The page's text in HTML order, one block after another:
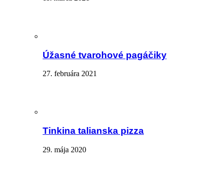
Úžasné tvarohové pagáčiky
27. februára 2021
Tinkina talianska pizza
29. mája 2020